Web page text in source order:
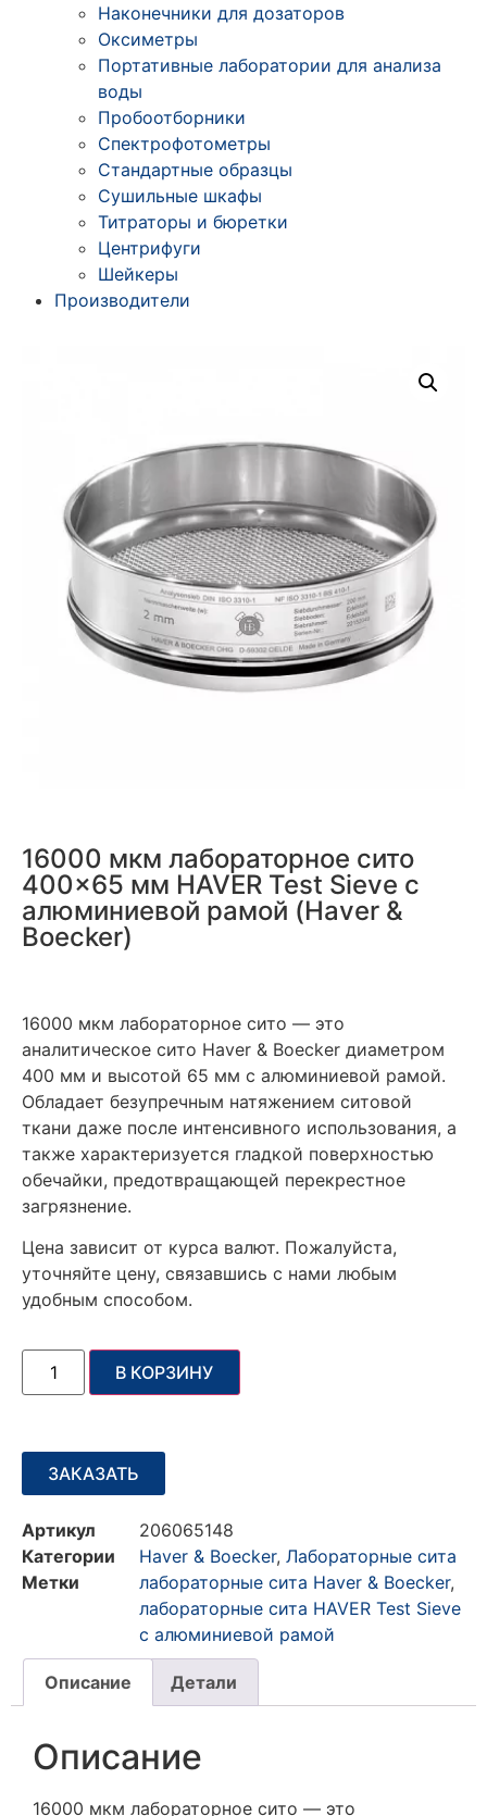
Наконечники для дозаторов
Оксиметры
Портативные лаборатории для анализа
воды
Пробоотборники
Спектрофотометры
Стандартные образцы
Сушильные шкафы
Титраторы и бюретки
Центрифуги
Шейкеры
Производители
16000 мкм лабораторное сито
400×65 мм HAVER Test Sieve с
алюминиевой рамой (Haver &
Boecker)
16000 мкм лабораторное сито — это
аналитическое сито Haver & Boecker диаметром
400 мм и высотой 65 мм с алюминиевой рамой.
Обладает безупречным натяжением ситовой
ткани даже после интенсивного использования, а
также характеризуется гладкой поверхностью
обечайки, предотвращающей перекрестное
загрязнение.
Цена зависит от курса валют. Пожалуйста,
уточняйте цену, связавшись с нами любым
удобным способом.
В КОРЗИНУ
ЗАКАЗАТЬ
Артикул
206065148
Категории
Haver & Boecker, Лабораторные сита
Метки
лабораторные сита Haver & Boecker,
лабораторные сита HAVER Test Sieve
с алюминиевой рамой
Описание Детали
Описание
16000 мкм лабораторное сито — это